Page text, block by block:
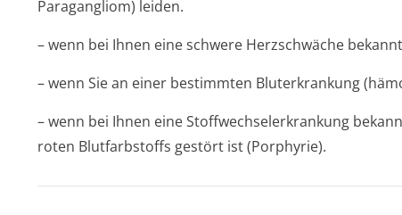
Paragangliom) leiden.
– wenn bei Ihnen eine schwere Herzschwäche
– wenn Sie an einer bestimmten Bluterkrankung
– wenn bei Ihnen eine Stoffwechseler­krankung
roten Blutfarbstoffs gestört ist (Porphyrie).